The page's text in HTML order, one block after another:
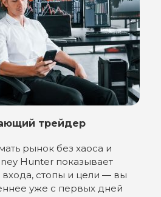
10
11
12
13
14
15
36
37
38
39
40
41
42
трейдер
рынок без хаоса и
Hunter показывает
входа, стопы и цели — вы
уже с первых дней